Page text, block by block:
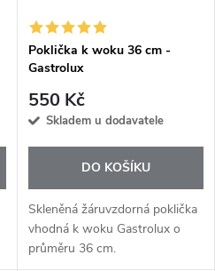
Poklička k woku 36 cm -
Gastrolux
550 Kč
Skladem u dodavatele
DO KOŠÍKU
Skleněná žáruvzdorná poklička
vhodná k woku Gastrolux o
průměru 36 cm.